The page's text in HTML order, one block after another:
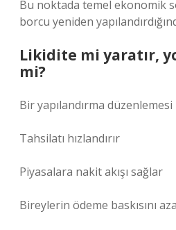
Bu noktada temel ekonomik
borcu yeniden
Likidite mi yaratır,
mi?
Bir yapılandırma düzenlemesi
Tahsilatı hızlandırır
Piyasalara nakit akışı sağlar
Bireylerin ödeme baskısını